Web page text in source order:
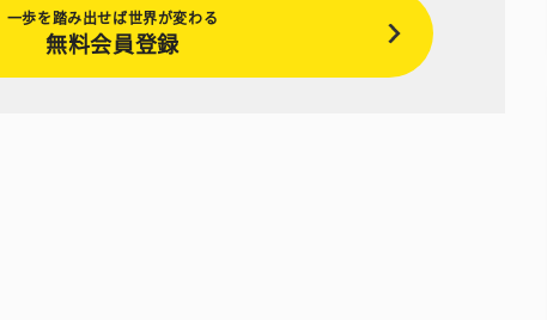
一歩を踏み出せば世界が変わる
無料会員登録